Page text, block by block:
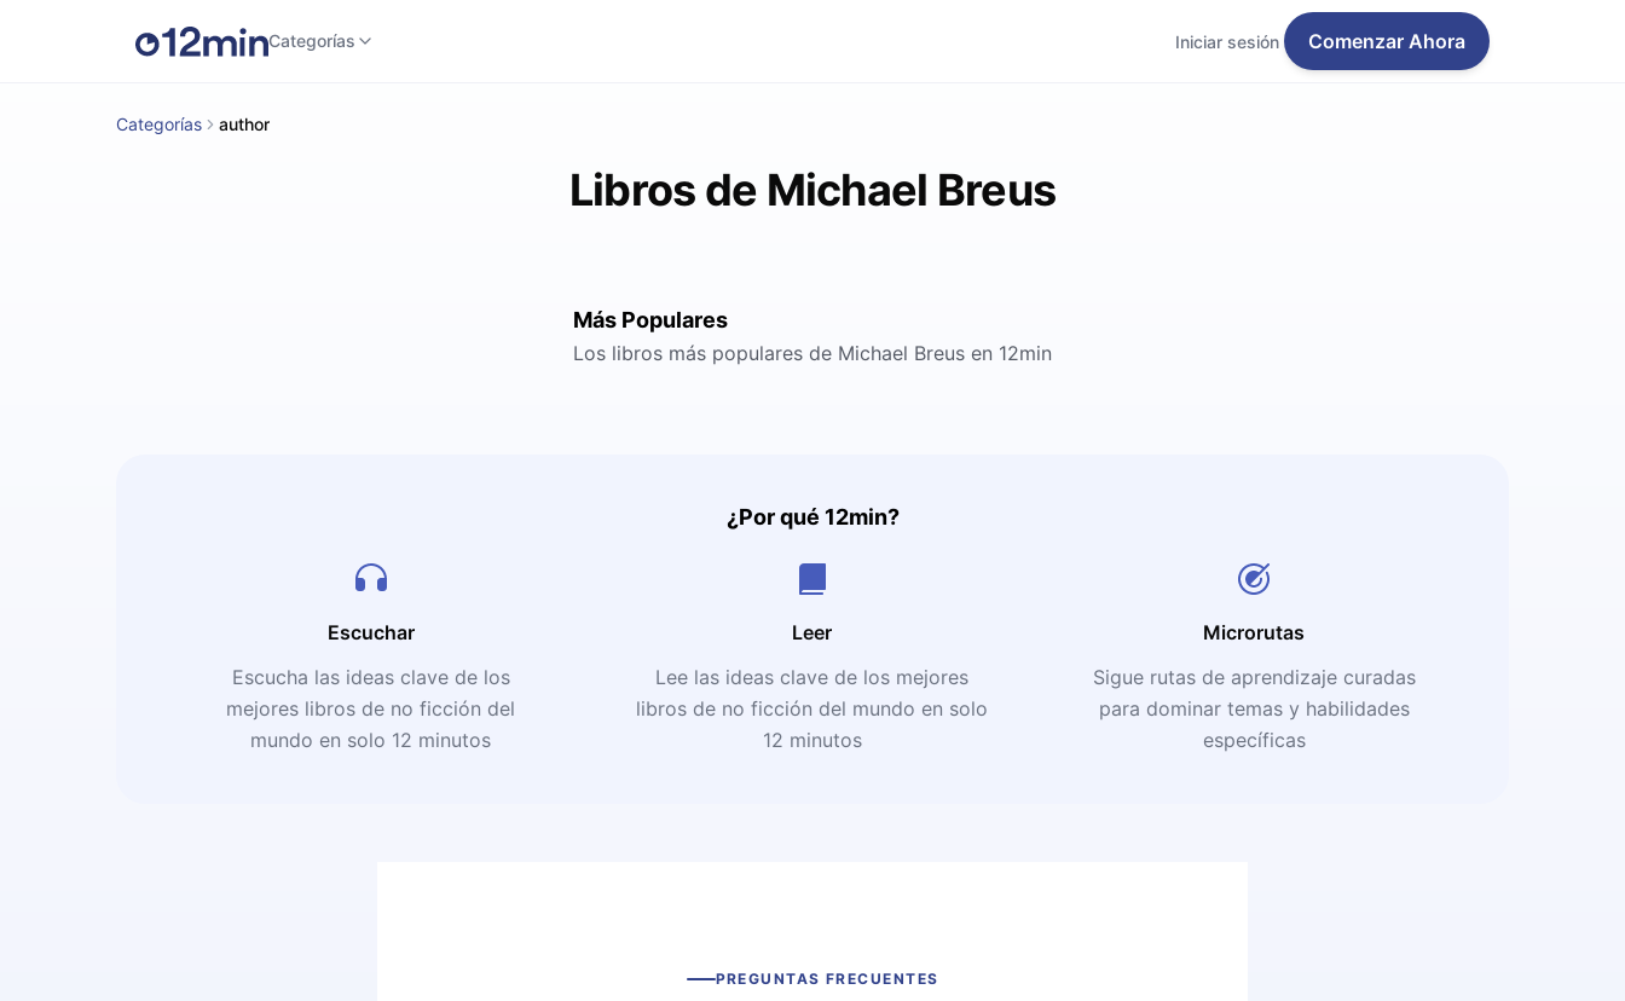
Categorías Iniciar sesión Comenzar Ahora
Categorías author
Libros de Michael Breus
Más Populares
Los libros más populares de Michael Breus en 12min
¿Por qué 12min?
Escuchar
Escucha las ideas clave de los
mejores libros de no ficción del
mundo en solo 12 minutos
Leer
Lee las ideas clave de los mejores
libros de no ficción del mundo en solo
12 minutos
Microrutas
Sigue rutas de aprendizaje curadas
para dominar temas y habilidades
específicas
PREGUNTAS FRECUENTES